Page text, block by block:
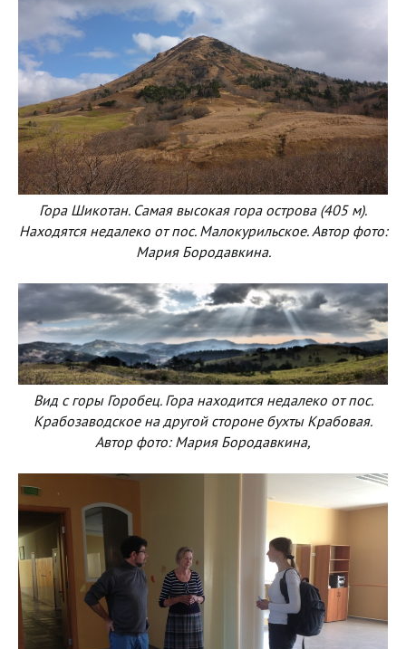
Гора Шикотан. Самая высокая гора острова (405 м).
Находятся недалеко от пос. Малокурильское. Автор фото:
Мария Бородавкина.
Вид с горы Горобец. Гора находится недалеко от пос.
Крабозаводское на другой стороне бухты Крабовая.
Автор фото: Мария Бородавкина,